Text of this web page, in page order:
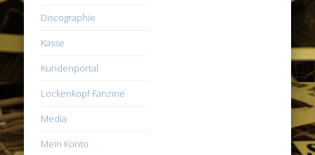
Discographie
Kasse
Kundenportal
Lockenkopf Fanzine
Media
Mein Konto